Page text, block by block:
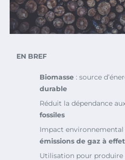
EN BREF
Biomasse : source
durable
Réduit la dépendance
fossiles
Impact
émissions de gaz à
Utilisation pour produire